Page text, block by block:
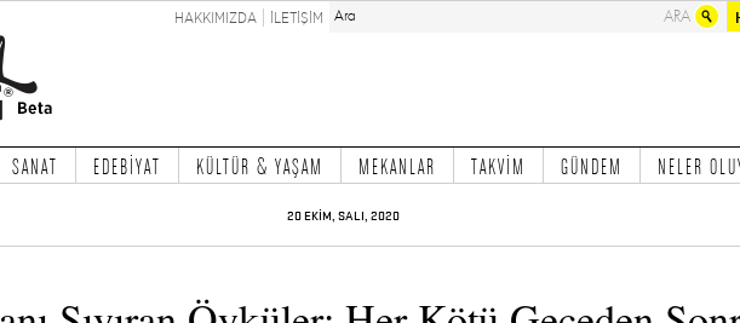
HAKKIMIZDA İLETİŞİM
SANAT EDEBİYAT KÜLTÜR & YAŞAM MEKANLAR TAKVİM GÜNDEM NELER
20 EKİM, SALI, 2020